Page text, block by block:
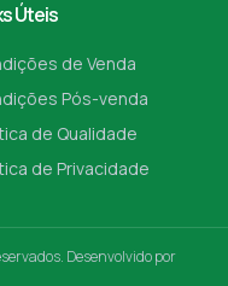
Úteis
de Venda
Pós-venda
de Qualidade
de Privacidade
Desenvolvido por